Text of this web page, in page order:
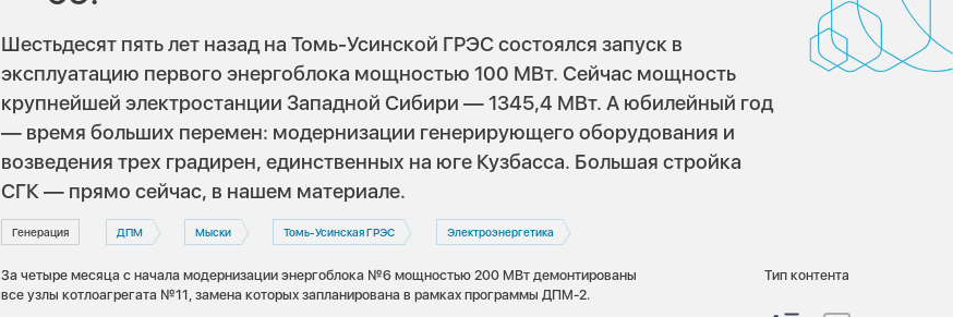
Шестьдесят пять лет назад на Томь-Усинской ГРЭС состоялся запуск в
эксплуатацию первого энергоблока мощностью 100 МВт. Сейчас мощность
крупнейшей электростанции Западной Сибири — 1345,4 МВт. А юбилейный год
— время больших перемен: модернизации генерирующего оборудования и
возведения трех градирен, единственных на юге Кузбасса. Большая стройка
СГК — прямо сейчас, в нашем материале.
Генерация ДПМ Мыски Томь-Усинская ГРЭС Электроэнергетика
За четыре месяца с начала модернизации энергоблока №6 мощностью 200 МВт демонтированы
все узлы котлоагрегата №11, замена которых запланирована в рамках программы ДПМ-2.
Тип контента